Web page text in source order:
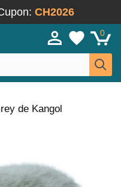
CH2026
0
de Kangol